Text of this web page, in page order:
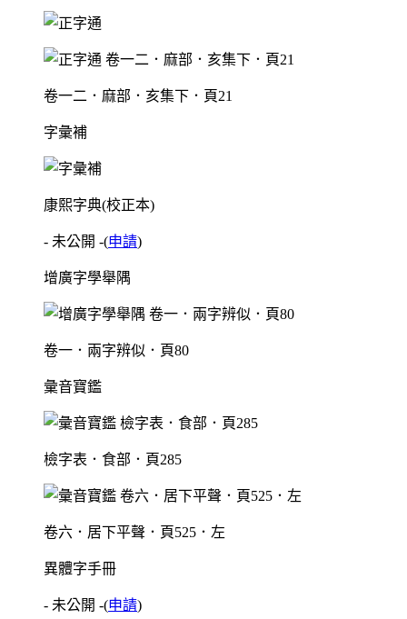
卷一二．麻部．亥集下．頁21
字彙補
康熙字典(校正本)
- 未公開 -(申請)
增廣字學舉隅
卷一．兩字辨似．頁80
彙音寶鑑
檢字表．食部．頁285
卷六．居下平聲．頁525．左
異體字手冊
- 未公開 -(申請)